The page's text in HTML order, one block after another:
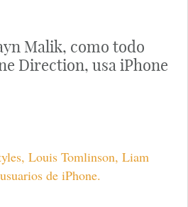
Malik, como todo
Direction, usa iPhone
Louis Tomlinson, Liam
de iPhone.